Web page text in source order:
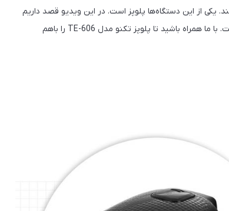
یکی از این دستگاه‌ها پلوپز است. در این ویدیو قصد داریم
یک پلوپز به شما معرفی کنیم که در واقع یک دستگاه با چند عملکرد مختلف است. با ما همراه باشید تا پلوپز تکنو مدل TE-606 را باهم